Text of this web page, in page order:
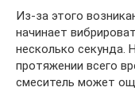
Из-за этого
начинает
несколько секунда.
протяжении всего
смеситель может